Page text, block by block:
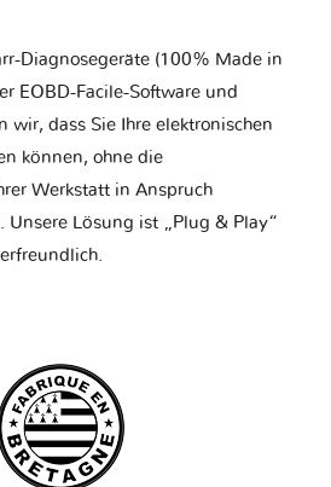
Diagnosegeräte (100% Made in
EOBD-Facile-Software und
wir, dass Sie Ihre elektronischen
können, ohne die
Werkstatt in Anspruch
Unsere Lösung ist „Plug & Play“